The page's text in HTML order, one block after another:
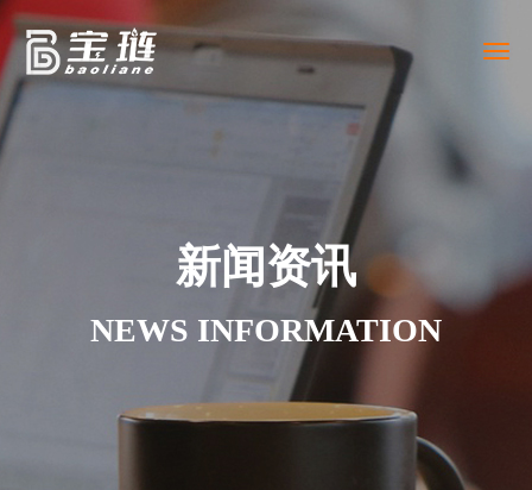
新闻资讯
NEWS INFORMATION